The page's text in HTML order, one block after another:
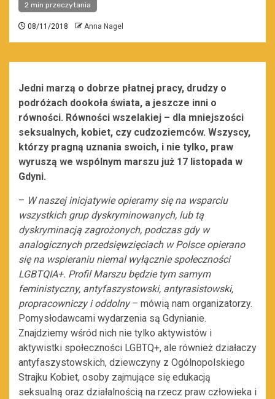
2 min przeczytania
08/11/2018 Anna Nagel
Jedni marzą o dobrze płatnej pracy, drudzy o
podróżach dookoła świata, a jeszcze inni o
równości. Równości wszelakiej – dla mniejszości
seksualnych, kobiet, czy cudzoziemców. Wszyscy,
którzy pragną uznania swoich, i nie tylko, praw
wyruszą we wspólnym marszu już 17 listopada w
Gdyni.
– W naszej inicjatywie opieramy się na wsparciu
wszystkich grup dyskryminowanych, lub tą
dyskryminacją zagrożonych, podczas gdy w
analogicznych przedsięwzięciach w Polsce opierano
się na wspieraniu niemal wyłącznie społeczności
LGBTQIA+. Profil Marszu będzie tym samym
feministyczny, antyfaszystowski, antyrasistowski,
propracowniczy i oddolny– mówią nam organizatorzy.
Pomysłodawcami wydarzenia są Gdynianie.
Znajdziemy wśród nich nie tylko aktywistów i
aktywistki społeczności LGBTQ+, ale również działaczy
antyfaszystowskich, dziewczyny z Ogólnopolskiego
Strajku Kobiet, osoby zajmujące się edukacją
seksualną oraz działalnością na rzecz praw człowieka i